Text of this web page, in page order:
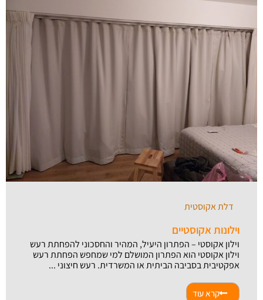
דלת אקוסטית
וילונות אקוסטיים
וילון אקוסטי – הפתרון היעיל, המהיר והחסכוני להפחתת רעש
וילון אקוסטי הוא הפתרון המושלם למי שמחפש הפחתת רעש
אפקטיבית בסביבה הביתית או המשרדית. רעש חיצוני ...
קרא עוד